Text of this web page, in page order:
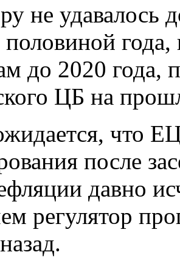
не удавалось
половиной
до 2020 года,
ЦБ на
что
после
давно
регулятор